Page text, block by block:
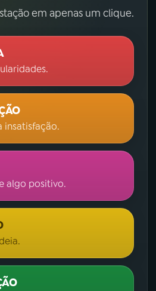
em apenas um clique.
insatisfação.
algo positivo.